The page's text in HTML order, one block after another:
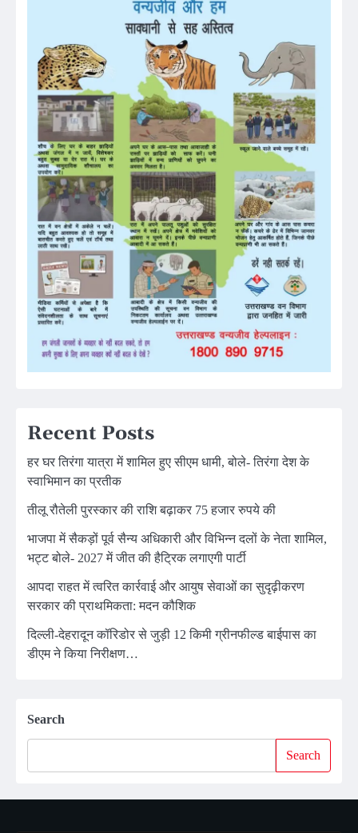
Recent Posts
हर घर तिरंगा यात्रा में शामिल हुए सीएम धामी, बोले- तिरंगा देश के
स्वाभिमान का प्रतीक
तीलू रौतेली पुरस्कार की राशि बढ़ाकर 75 हजार रुपये की
भाजपा में सैकड़ों पूर्व सैन्य अधिकारी और विभिन्न दलों के नेता शामिल,
भट्ट बोले- 2027 में जीत की हैट्रिक लगाएगी पार्टी
आपदा राहत में त्वरित कार्रवाई और आयुष सेवाओं का सुदृढ़ीकरण
सरकार की प्राथमिकता: मदन कौशिक
दिल्ली-देहरादून कॉरिडोर से जुड़ी 12 किमी ग्रीनफील्ड बाईपास का
डीएम ने किया निरीक्षण…
Search
Search